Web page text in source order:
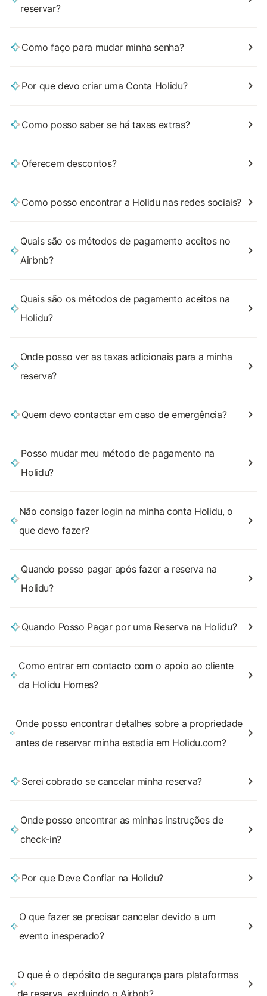
reservar?
Como faço para mudar minha senha?
Por que devo criar uma Conta Holidu?
Como posso saber se há taxas extras?
Oferecem descontos?
Como posso encontrar a Holidu nas redes sociais?
Quais são os métodos de pagamento aceitos no
Airbnb?
Quais são os métodos de pagamento aceitos na
Holidu?
Onde posso ver as taxas adicionais para a minha
reserva?
Quem devo contactar em caso de emergência?
Posso mudar meu método de pagamento na
Holidu?
Não consigo fazer login na minha conta Holidu, o
que devo fazer?
Quando posso pagar após fazer a reserva na
Holidu?
Quando Posso Pagar por uma Reserva na Holidu?
Como entrar em contacto com o apoio ao cliente
da Holidu Homes?
Onde posso encontrar detalhes sobre a propriedade
antes de reservar minha estadia em Holidu.com?
Serei cobrado se cancelar minha reserva?
Onde posso encontrar as minhas instruções de
check-in?
Por que Deve Confiar na Holidu?
O que fazer se precisar cancelar devido a um
evento inesperado?
O que é o depósito de segurança para plataformas
de reserva, excluindo o Airbnb?